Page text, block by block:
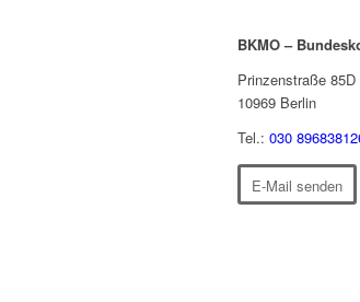
BKMO –
Prinzenstraße 85D
10969 Berlin
Tel.: 030
E-Mail senden